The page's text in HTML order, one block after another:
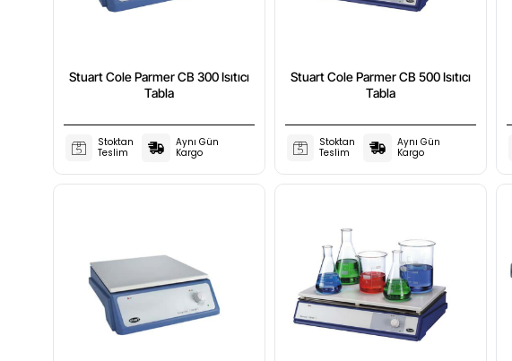
Stuart Cole Parmer CB 300 Isıtıcı
Tabla
Stoktan
Teslim
Aynı Gün
Kargo
Stuart Cole Parmer CB 500 Isıtıcı
Tabla
Stoktan
Teslim
Aynı Gün
Kargo